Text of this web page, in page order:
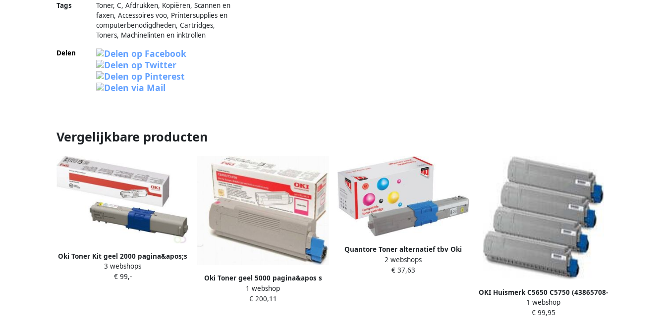
Tags
Toner, C, Afdrukken, Kopiëren, Scannen en
faxen, Accessoires voo, Printersupplies en
computerbenodigdheden, Cartridges,
Toners, Machinelinten en inktrollen
Delen
Vergelijkbare producten
Oki Toner Kit geel 2000 pagina&apos;s
44469704
3 webshops
€ 99,-
Oki Toner geel 5000 pagina&apos s
43324421
1 webshop
€ 200,11
Quantore Toner alternatief tbv Oki
44469704 geel
2 webshops
€ 37,63
OKI Huismerk C5650 C5750 (43865708-
43872307) Toners Multipack (zwart + 3
kleuren)
1 webshop
€ 99,95